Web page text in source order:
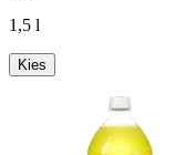
1,5 l
Kies